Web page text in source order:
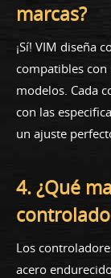
marcas?
¡Sí! VIM diseña
compatibles
modelos. Cada
con las
un ajuste
4. ¿Qué
Los
acero